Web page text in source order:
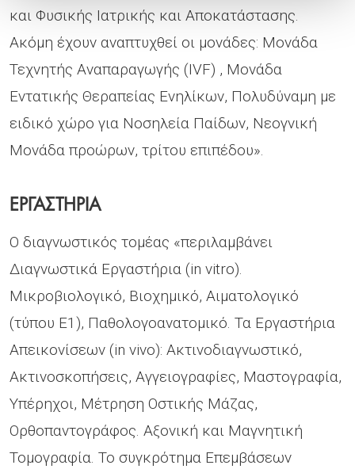
και Φυσικής Ιατρικής και Αποκατάστασης.
Ακόμη έχουν αναπτυχθεί οι μονάδες: Μονάδα
Τεχνητής Αναπαραγωγής (IVF) , Μονάδα
Εντατικής Θεραπείας Ενηλίκων, Πολυδύναμη με
ειδικό χώρο για Νοσηλεία Παίδων, Νεογνική
Μονάδα προώρων, τρίτου επιπέδου».
ΕΡΓΑΣΤΗΡΙΑ
Ο διαγνωστικός τομέας «περιλαμβάνει
Διαγνωστικά Εργαστήρια (in vitro).
Μικροβιολογικό, Βιοχημικό, Αιματολογικό
(τύπου Ε1), Παθολογοανατομικό. Τα Εργαστήρια
Απεικονίσεων (in vivo): Ακτινοδιαγνωστικό,
Ακτινοσκοπήσεις, Αγγειογραφίες, Mαστογραφία,
Υπέρηχοι, Μέτρηση Οστικής Μάζας,
Ορθοπαντογράφος. Αξονική και Μαγνητική
Τομογραφία. Το συγκρότημα Επεμβάσεων